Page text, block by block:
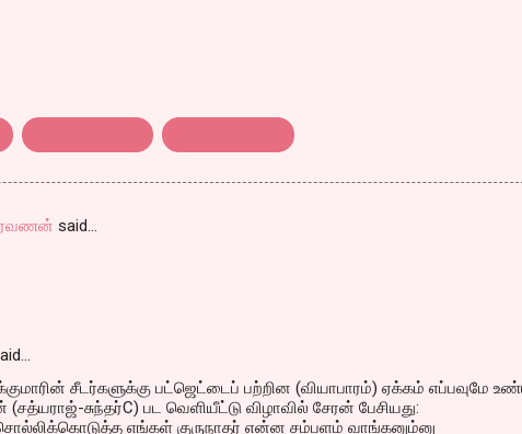
said…
சீடர்களுக்கு பட்ஜெட்டைப் பற்றின (வியாபாரம்) ஏக்கம் எப்பவுமே
(சத்யராஜ்-சுந்தர்C) பட வெளியீட்டு விழாவில் சேரன் பேசியது:
எங்கள் குருநாதர் என்ன சம்பளம் வாங்கனும்னு